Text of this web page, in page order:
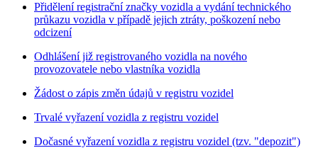
Přidělení registrační značky vozidla a vydání technického
průkazu vozidla v případě jejich ztráty, poškození nebo
odcizení
Odhlášení již registrovaného vozidla na nového
provozovatele nebo vlastníka vozidla
Žádost o zápis změn údajů v registru vozidel
Trvalé vyřazení vozidla z registru vozidel
Dočasné vyřazení vozidla z registru vozidel (tzv. "depozit")